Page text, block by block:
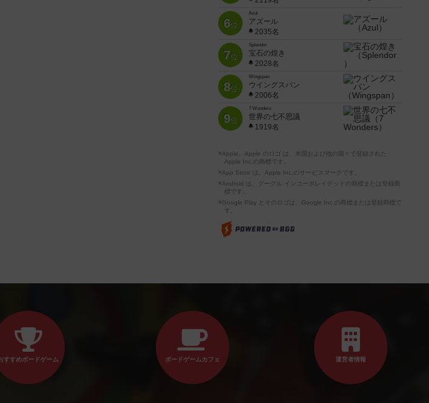
6位
Azul
アズール
2035名
7位
Splendor
宝石の煌き
2028名
8位
Wingspan
ウイングスパン
2006名
9位
7 Wonders
世界の七不思議
1919名
※Apple、Apple のロゴ は、米国および他の国々で登録された
Apple Inc.の商標です。
※App Store は、Apple Inc.のサービスマークです。
※Android は、グーグル インコーポレイテッドの商標または登録商
標です。
※Google Play とそのロゴは、Google Inc.の商標または登録商標で
す。
すすめボードゲーム ボードゲームカフェ 運営者情報